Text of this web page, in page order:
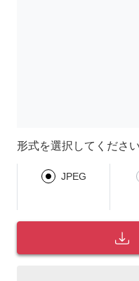
形式を選択してください
JPEG